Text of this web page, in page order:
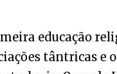
educação
tântricas e